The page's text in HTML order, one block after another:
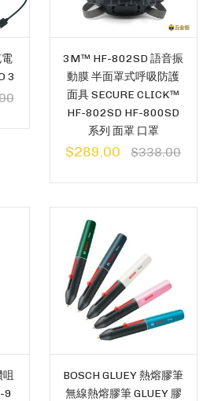
3
3M™ HF-802SD 語音振
動膜 半面罩式呼吸防護
面具 SECURE CLICK™
HF-802SD HF-800SD
系列 面罩 口罩
$289.00 $338.00
9
BOSCH GLUEY 熱熔膠筆
無線熱熔膠筆 GLUEY 膠